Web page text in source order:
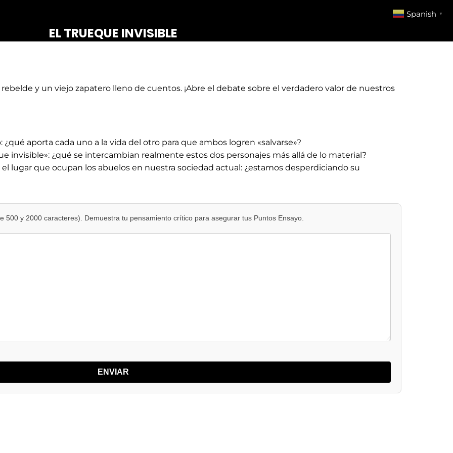
EL TRUEQUE INVISIBLE
y un viejo zapatero lleno de cuentos. ¡Abre el debate sobre el verdadero valor de nuestros
aporta cada uno a la vida del otro para que ambos logren «salvarse»?
invisible»: ¿qué se intercambian realmente estos dos personajes más allá de lo material?
lugar que ocupan los abuelos en nuestra sociedad actual: ¿estamos desperdiciando su
500 y 2000 caracteres). Demuestra tu pensamiento crítico para asegurar tus Puntos Ensayo.
ENVIAR
Spanish ▼